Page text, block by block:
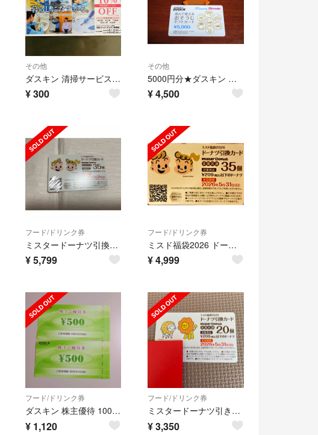
その他
ダスキン 清掃サービス10%OFFクーポン
¥300
その他
5000円分★ダスキン 選んで使える おそうじギフトカード★ #1010
¥4,500
フード/ドリンク券
ミスタードーナツ引換券ミスド福袋2026 ドーナツ引換カード 1枚
¥5,799
フード/ドリンク券
ミスド福袋2026 ドーナツ引換カード31個分 １枚
¥4,999
フード/ドリンク券
ダスキン 株主優待 1000円分
¥ 1,120
フード/ドリンク券
ミスタードーナツ引き換え券
¥3,350